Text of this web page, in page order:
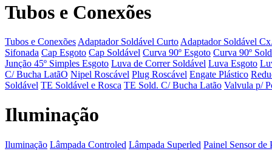
Tubos e Conexões
Tubos e Conexões Adaptador Soldável Curto Adaptador Soldável
Sifonada Cap Esgoto Cap Soldável Curva 90º Esgoto Curva 90º
Junção 45º Simples Esgoto Luva de Correr Soldável Luva Esgoto
C/ Bucha LatãO Nipel Roscável Plug Roscável Engate Plástico
Soldável TE Soldável e Rosca TE Sold. C/ Bucha Latão Valvula p/
Iluminação
Iluminação Lâmpada Controled Lâmpada Superled Painel Sensor de